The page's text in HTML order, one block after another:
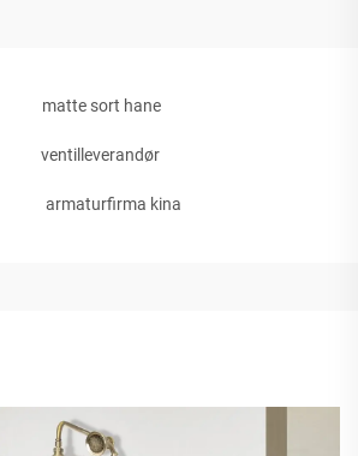
matte sort hane
ventilleverandør
armaturfirma kina